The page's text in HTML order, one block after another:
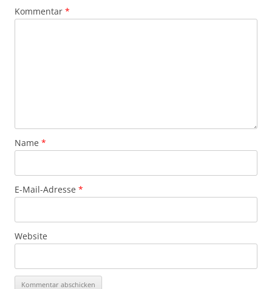
Kommentar *
Name *
E-Mail-Adresse *
Website